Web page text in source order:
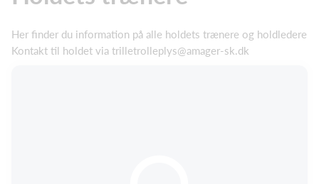
Her finder du information på alle holdets trænere og holdledere
Kontakt til holdet via trilletrolleplys@amager-sk.dk